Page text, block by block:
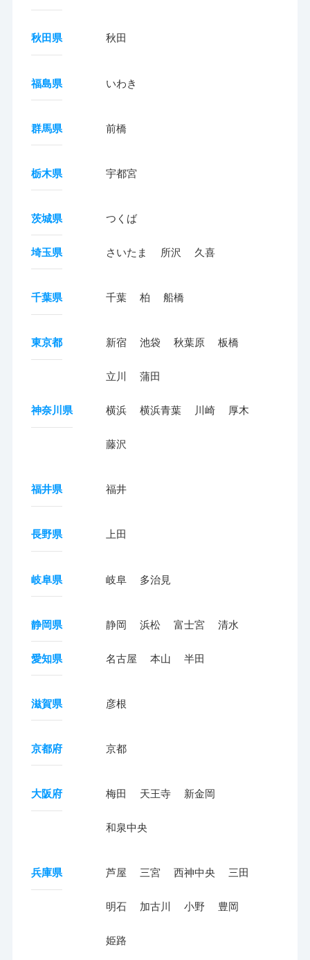
秋田県 秋田
福島県 いわき
群馬県 前橋
栃木県 宇都宮
茨城県 つくば
埼玉県 さいたま 所沢 久喜
千葉県 千葉 柏 船橋
東京都 新宿 池袋 秋葉原 板橋
立川 蒲田
神奈川県 横浜 横浜青葉 川崎 厚木
藤沢
福井県 福井
長野県 上田
岐阜県 岐阜 多治見
静岡県 静岡 浜松 富士宮 清水
愛知県 名古屋 本山 半田
滋賀県 彦根
京都府 京都
大阪府 梅田 天王寺 新金岡
和泉中央
兵庫県 芦屋 三宮 西神中央 三田
明石 加古川 小野 豊岡
姫路